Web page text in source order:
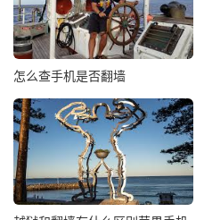
怎么查手机是否翻墙